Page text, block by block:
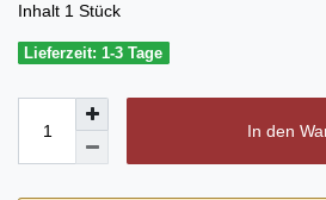
Inhalt 1 Stück
Lieferzeit: 1-3 Tage
In den